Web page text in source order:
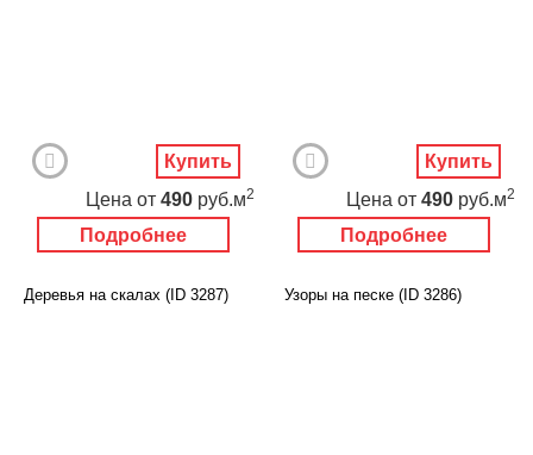
Подробнее
Цена от 490 руб.м2
Купить
Подробнее
Цена от 490 руб.м2
Купить
Деревья на скалах (ID 3287) Узоры на песке (ID 3286)